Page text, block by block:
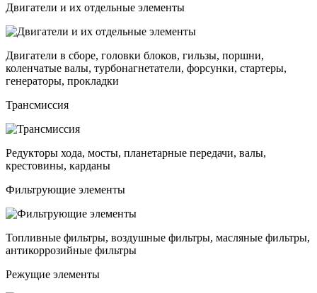
Двигатели и их отдельные элементы
Двигатели в сборе, головки блоков, гильзы, поршни,
коленчатые валы, турбонагнетатели, форсунки, стартеры,
генераторы, прокладки
Трансмиссия
Редукторы хода, мосты, планетарные передачи, валы,
крестовины, карданы
Фильтрующие элементы
Топливные фильтры, воздушные фильтры, масляные фильтры,
антикоррозийные фильтры
Режущие элементы